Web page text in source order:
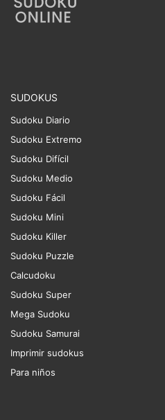
SUDOKUS
Sudoku Diario
Sudoku Extremo
Sudoku Difícil
Sudoku Medio
Sudoku Fácil
Sudoku Mini
Sudoku Killer
Sudoku Puzzle
Calcudoku
Sudoku Super
Mega Sudoku
Sudoku Samurai
Imprimir sudokus
Para niños